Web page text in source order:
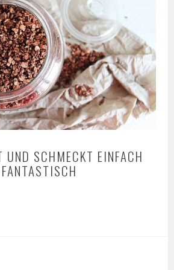
UND SCHMECKT EINFACH
FANTASTISCH